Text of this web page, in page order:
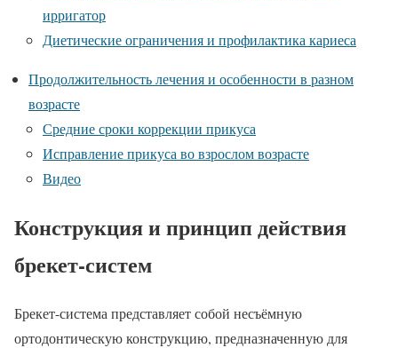
ирригатор
Диетические ограничения и профилактика кариеса
Продолжительность лечения и особенности в разном
возрасте
Средние сроки коррекции прикуса
Исправление прикуса во взрослом возрасте
Видео
Конструкция и принцип действия
брекет-систем
Брекет-система представляет собой несъёмную
ортодонтическую конструкцию, предназначенную для